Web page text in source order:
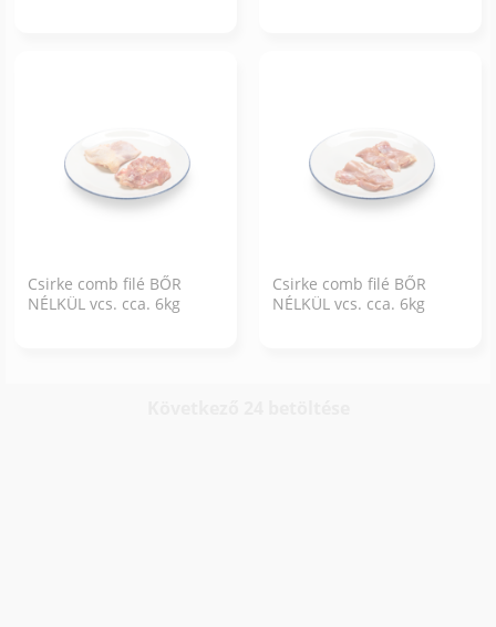
Csirke comb filé BŐR
NÉLKÜL vcs. cca. 6kg
Csirke comb filé BŐR
NÉLKÜL vcs. cca. 6kg